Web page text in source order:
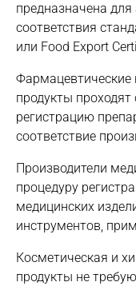
предназначена
соответствия
или Food Export
Фармацевтические
продукты
регистрацию
соответствие
Производители
процедуру
медицинских
инструментов,
Косметическая и
продукты не